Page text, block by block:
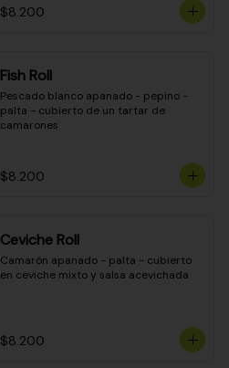
$8.200
Fish Roll
Pescado blanco apanado - pepino -
palta - cubierto de un tartar de
camarones
$8.200
Ceviche Roll
Camarón apanado - palta - cubierto
en ceviche mixto y salsa acevichada
$8.200